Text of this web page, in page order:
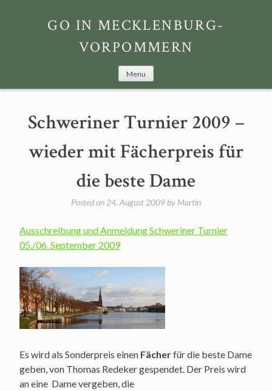
GO IN MECKLENBURG-
VORPOMMERN
Menu
Schweriner Turnier 2009 –
wieder mit Fächerpreis für
die beste Dame
Posted on 24. August 2009 by Martin
Ausschreibung und Anmeldung Schweriner Turnier
05./06. September 2009
Es wird als Sonderpreis einen Fächerfür die beste Dame
geben, von Thomas Redeker gespendet. Der Preis wird
an eine Dame vergeben, die